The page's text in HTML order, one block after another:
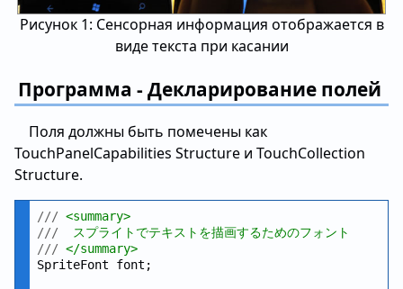
Рисунок 1: Сенсорная информация отображается в
виде текста при касании
Программа - Декларирование полей
Поля должны быть помечены как
TouchPanelCapabilities Structure и TouchCollection
Structure.
/// <summary>
///
  スプライトでテキストを描画するためのフォント
/// </summary>
SpriteFont font;